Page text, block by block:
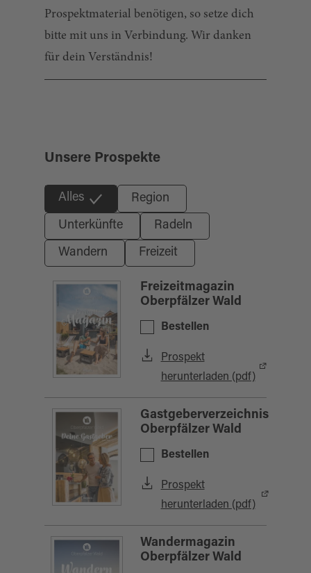
Prospektmaterial benötigen, so setze dich
bitte mit uns in Verbindung. Wir danken
für dein Verständnis!
Unsere Prospekte
Alles Region
Unterkünfte Radeln
Wandern Freizeit
Freizeitmagazin
Oberpfälzer Wald
Bestellen
Prospekt
herunterladen (pdf)
Gastgeberverzeichnis
Oberpfälzer Wald
Bestellen
Prospekt
herunterladen (pdf)
Wandermagazin
Oberpfälzer Wald